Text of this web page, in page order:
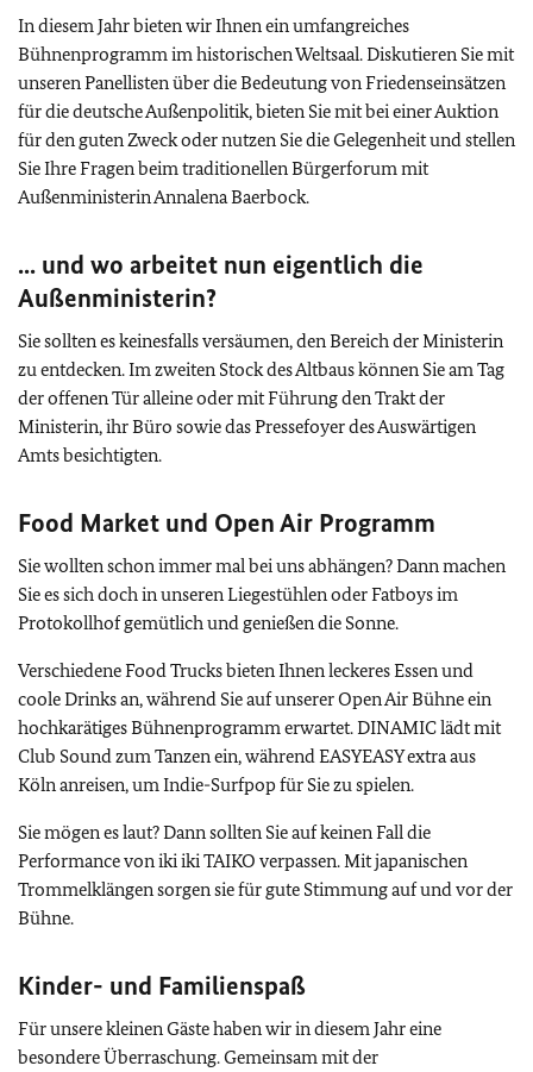
In diesem Jahr bieten wir Ihnen ein umfangreiches
Bühnenprogramm im historischen Weltsaal. Diskutieren Sie mit
unseren Panellisten über die Bedeutung von Friedenseinsätzen
für die deutsche Außenpolitik, bieten Sie mit bei einer Auktion
für den guten Zweck oder nutzen Sie die Gelegenheit und stellen
Sie Ihre Fragen beim traditionellen Bürgerforum mit
Außenministerin Annalena Baerbock.
... und wo arbeitet nun eigentlich die
Außenministerin?
Sie sollten es keinesfalls versäumen, den Bereich der Ministerin
zu entdecken. Im zweiten Stock des Altbaus können Sie am Tag
der offenen Tür alleine oder mit Führung den Trakt der
Ministerin, ihr Büro sowie das Pressefoyer des Auswärtigen
Amts besichtigten.
Food Market und Open Air Programm
Sie wollten schon immer mal bei uns abhängen? Dann machen
Sie es sich doch in unseren Liegestühlen oder Fatboys im
Protokollhof gemütlich und genießen die Sonne.
Verschiedene Food Trucks bieten Ihnen leckeres Essen und
coole Drinks an, während Sie auf unserer Open Air Bühne ein
hochkarätiges Bühnenprogramm erwartet. DINAMIC lädt mit
Club Sound zum Tanzen ein, während EASYEASY extra aus
Köln anreisen, um Indie-Surfpop für Sie zu spielen.
Sie mögen es laut? Dann sollten Sie auf keinen Fall die
Performance von iki iki TAIKO verpassen. Mit japanischen
Trommelklängen sorgen sie für gute Stimmung auf und vor der
Bühne.
Kinder- und Familienspaß
Für unsere kleinen Gäste haben wir in diesem Jahr eine
besondere Überraschung. Gemeinsam mit der